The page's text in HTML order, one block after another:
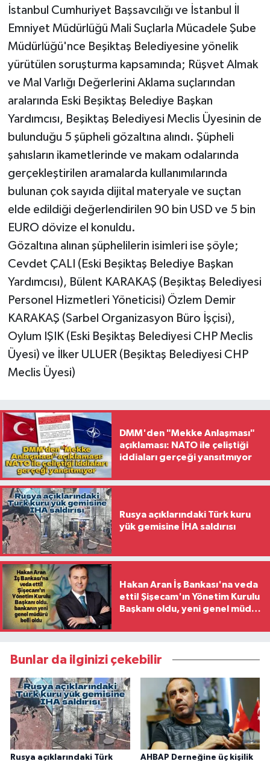
İstanbul Cumhuriyet Başsavcılığı ve İstanbul İl
Emniyet Müdürlüğü Mali Suçlarla Mücadele Şube
Müdürlüğü'nce Beşiktaş Belediyesine yönelik
yürütülen soruşturma kapsamında; Rüşvet Almak
ve Mal Varlığı Değerlerini Aklama suçlarından
aralarında Eski Beşiktaş Belediye Başkan
Yardımcısı, Beşiktaş Belediyesi Meclis Üyesinin de
bulunduğu 5 şüpheli gözaltına alındı. Şüpheli
şahısların ikametlerinde ve makam odalarında
gerçekleştirilen aramalarda kullanımılarında
bulunan çok sayıda dijital materyale ve suçtan
elde edildiği değerlendirilen 90 bin USD ve 5 bin
EURO dövize el konuldu.
Gözaltına alınan şüphelilerin isimleri ise şöyle;
Cevdet ÇALI (Eski Beşiktaş Belediye Başkan
Yardımcısı), Bülent KARAKAŞ (Beşiktaş Belediyesi
Personel Hizmetleri Yöneticisi) Özlem Demir
KARAKAŞ (Sarbel Organizasyon Büro İşçisi),
Oylum IŞIK (Eski Beşiktaş Belediyesi CHP Meclis
Üyesi) ve İlker ULUER (Beşiktaş Belediyesi CHP
Meclis Üyesi)
DMM'den "Mekke Anlaşması"
açıklaması: NATO ile çeliştiği
iddiaları gerçeği yansıtmıyor
Rusya açıklarındaki Türk kuru
yük gemisine İHA saldırısı
Hakan Aran İş Bankası'na veda
etti! Şişecam'ın Yönetim Kurulu
Başkanı oldu, yeni genel müdür
Bunlar da ilginizi çekebilir
Rusya açıklarındaki Türk AHBAP Derneğine üç kişilik